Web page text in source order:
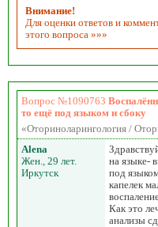
Внимание!
Для оценки ответов и
этого вопроса »»»
Вопрос №1090763
то ещё под языком и сбоку
«Оториноларингология /
Alena
Жен., 29 лет.
Иркутск
на языке-
под
капелек
Как это
анализы